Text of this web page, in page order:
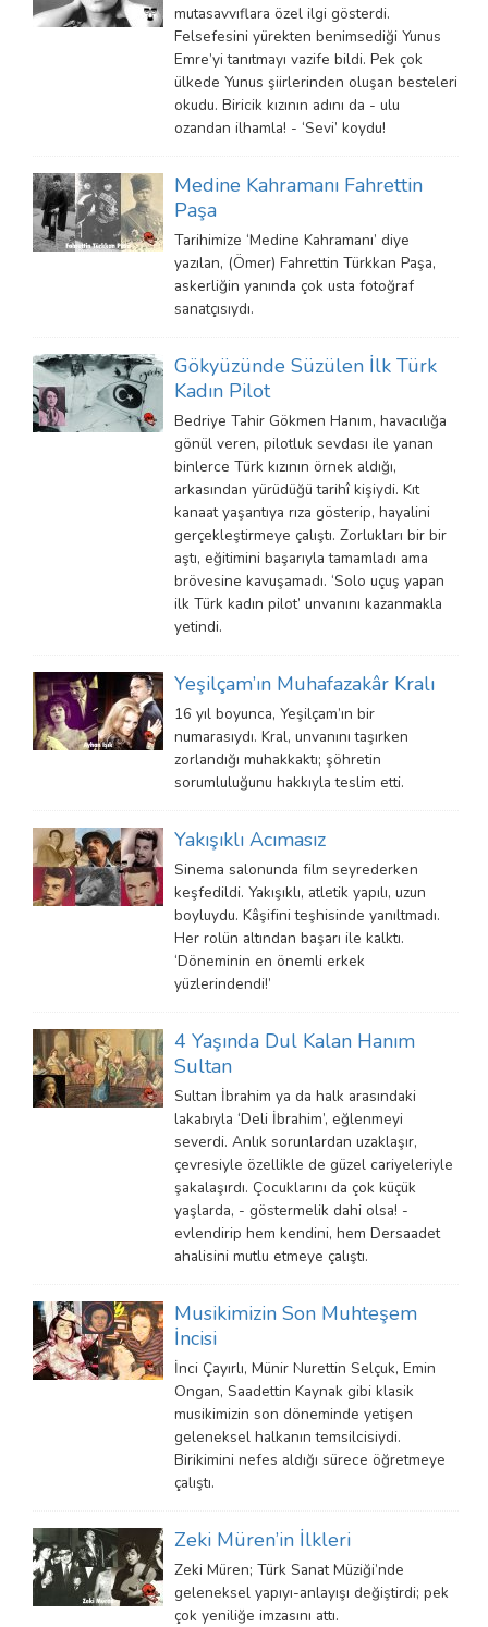
mutasavvıflara özel ilgi gösterdi.
Felsefesini yürekten benimsediği Yunus
Emre’yi tanıtmayı vazife bildi. Pek çok
ülkede Yunus şiirlerinden oluşan besteleri
okudu. Biricik kızının adını da - ulu
ozandan ilhamla! - ‘Sevi’ koydu!
Medine Kahramanı Fahrettin
Paşa
Tarihimize ‘Medine Kahramanı’ diye
yazılan, (Ömer) Fahrettin Türkkan Paşa,
askerliğin yanında çok usta fotoğraf
sanatçısıydı.
Gökyüzünde Süzülen İlk Türk
Kadın Pilot
Bedriye Tahir Gökmen Hanım, havacılığa
gönül veren, pilotluk sevdası ile yanan
binlerce Türk kızının örnek aldığı,
arkasından yürüdüğü tarihî kişiydi. Kıt
kanaat yaşantıya rıza gösterip, hayalini
gerçekleştirmeye çalıştı. Zorlukları bir bir
aştı, eğitimini başarıyla tamamladı ama
brövesine kavuşamadı. ‘Solo uçuş yapan
ilk Türk kadın pilot’ unvanını kazanmakla
yetindi.
Yeşilçam’ın Muhafazakâr Kralı
16 yıl boyunca, Yeşilçam’ın bir
numarasıydı. Kral, unvanını taşırken
zorlandığı muhakkaktı; şöhretin
sorumluluğunu hakkıyla teslim etti.
Yakışıklı Acımasız
Sinema salonunda film seyrederken
keşfedildi. Yakışıklı, atletik yapılı, uzun
boyluydu. Kâşifini teşhisinde yanıltmadı.
Her rolün altından başarı ile kalktı.
‘Döneminin en önemli erkek
yüzlerindendi!’
4 Yaşında Dul Kalan Hanım
Sultan
Sultan İbrahim ya da halk arasındaki
lakabıyla ‘Deli İbrahim’, eğlenmeyi
severdi. Anlık sorunlardan uzaklaşır,
çevresiyle özellikle de güzel cariyeleriyle
şakalaşırdı. Çocuklarını da çok küçük
yaşlarda, - göstermelik dahi olsa! -
evlendirip hem kendini, hem Dersaadet
ahalisini mutlu etmeye çalıştı.
Musikimizin Son Muhteşem
İncisi
İnci Çayırlı, Münir Nurettin Selçuk, Emin
Ongan, Saadettin Kaynak gibi klasik
musikimizin son döneminde yetişen
geleneksel halkanın temsilcisiydi.
Birikimini nefes aldığı sürece öğretmeye
çalıştı.
Zeki Müren’in İlkleri
Zeki Müren; Türk Sanat Müziği’nde
geleneksel yapıyı-anlayışı değiştirdi; pek
çok yeniliğe imzasını attı.